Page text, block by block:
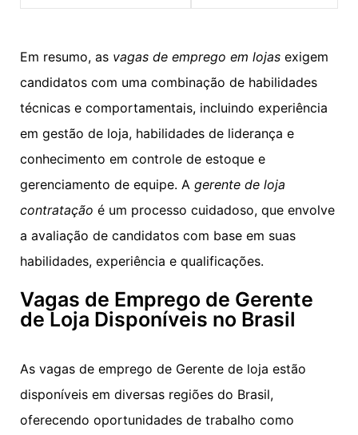
Em resumo, as vagas de emprego em lojas exigem
candidatos com uma combinação de habilidades
técnicas e comportamentais, incluindo experiência
em gestão de loja, habilidades de liderança e
conhecimento em controle de estoque e
gerenciamento de equipe. A gerente de loja
contratação é um processo cuidadoso, que envolve
a avaliação de candidatos com base em suas
habilidades, experiência e qualificações.
Vagas de Emprego de Gerente
de Loja Disponíveis no Brasil
As vagas de emprego de Gerente de loja estão
disponíveis em diversas regiões do Brasil,
oferecendo oportunidades de trabalho como